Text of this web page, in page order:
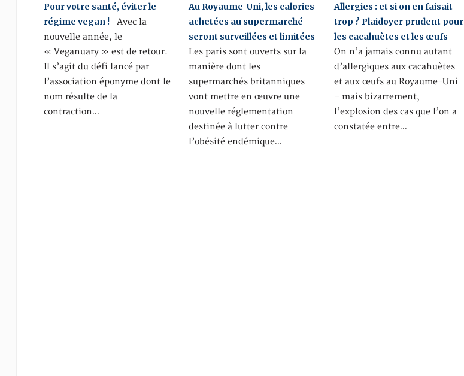
Pour votre santé, éviter le
régime vegan !Avec la
nouvelle année, le
« Veganuary » est de retour.
Il s’agit du défi lancé par
l’association éponyme dont le
nom résulte de la
contraction…
Au Royaume-Uni, les calories
achetées au supermarché
seront surveillées et limitées
Les paris sont ouverts sur la
manière dont les
supermarchés britanniques
vont mettre en œuvre une
nouvelle réglementation
destinée à lutter contre
l’obésité endémique…
Allergies : et si on en faisait
trop ? Plaidoyer prudent pour
les cacahuètes et les œufs
On n’a jamais connu autant
d’allergiques aux cacahuètes
et aux œufs au Royaume-Uni
– mais bizarrement,
l’explosion des cas que l’on a
constatée entre…